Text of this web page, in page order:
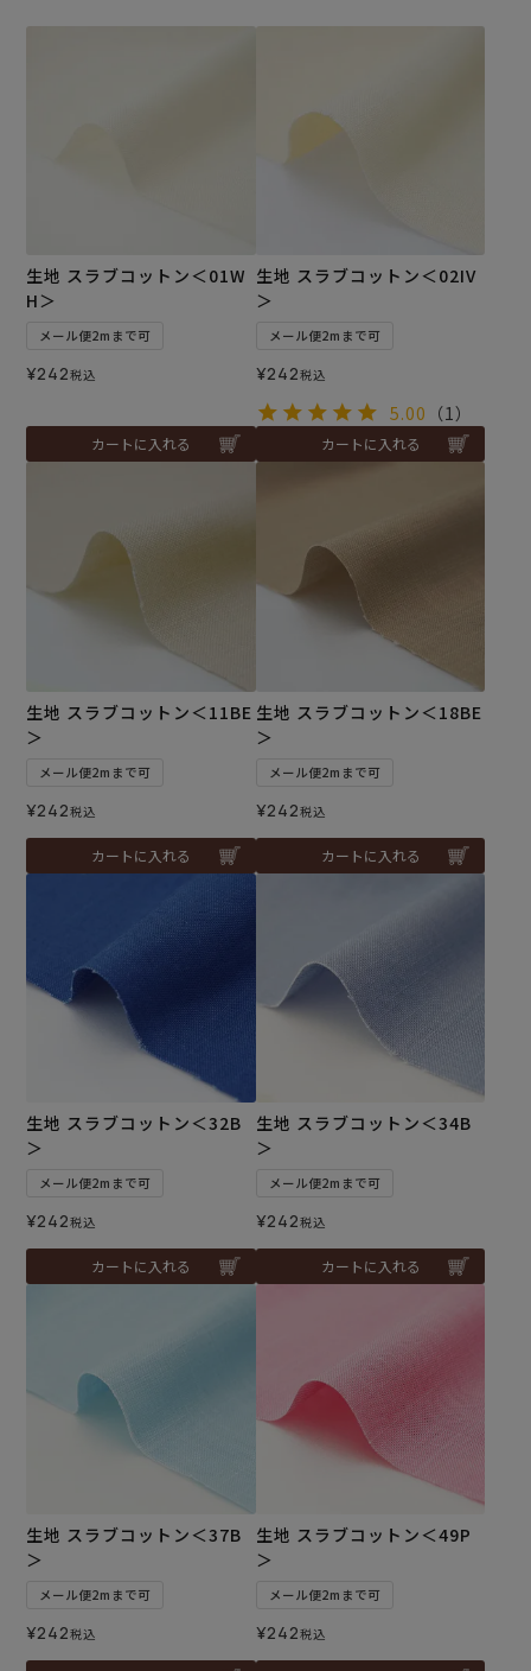
生地 スラブコットン＜01W
H＞
メール便2mまで可
¥242税込
カートに入れる
生地 スラブコットン＜02IV
＞
メール便2mまで可
¥242税込
5.00 （1）
カートに入れる
生地 スラブコットン＜11BE
＞
メール便2mまで可
¥242税込
カートに入れる
生地 スラブコットン＜18BE
＞
メール便2mまで可
¥242税込
カートに入れる
生地 スラブコットン＜32B
＞
メール便2mまで可
¥242税込
カートに入れる
生地 スラブコットン＜34B
＞
メール便2mまで可
¥242税込
カートに入れる
生地 スラブコットン＜37B
＞
メール便2mまで可
¥242税込
生地 スラブコットン＜49P
＞
メール便2mまで可
¥242税込